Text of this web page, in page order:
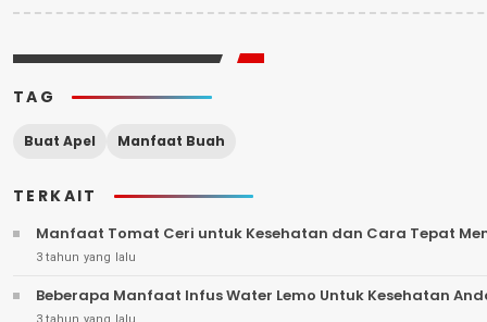
TAG
Buat Apel Manfaat Buah
TERKAIT
Manfaat Tomat Ceri untuk Kesehatan dan Cara Tepat
3 tahun yang lalu
Beberapa Manfaat Infus Water Lemo Untuk Kesehatan
3 tahun yang lalu